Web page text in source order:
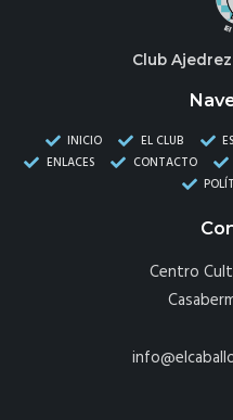
Club
INICIO EL CLUB
ENLACES
CONTACTO
Centro